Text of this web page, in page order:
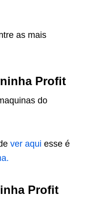
as mais
Profit
do
ver aqui esse é
Profit